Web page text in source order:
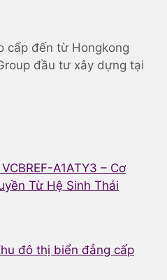
cấp đến từ Hongkong
đầu tư xây dựng tại
A1ATY3 – Cơ
Từ Hệ Sinh Thái
đô thị biển đẳng cấp